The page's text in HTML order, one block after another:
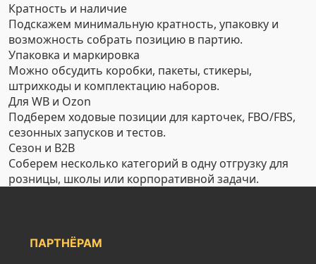
Кратность и наличие
Подскажем минимальную кратность, упаковку и
возможность собрать позицию в партию.
Упаковка и маркировка
Можно обсудить коробки, пакеты, стикеры,
штрихкоды и комплектацию наборов.
Для WB и Ozon
Подберем ходовые позиции для карточек, FBO/FBS,
сезонных запусков и тестов.
Сезон и B2B
Соберем несколько категорий в одну отгрузку для
розницы, школы или корпоративной задачи.
ПАРТНЁРАМ